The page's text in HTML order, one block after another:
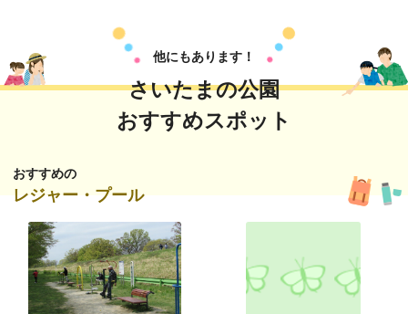
他にもあります！
さいたまの公園
おすすめスポット
おすすめの
レジャー・プール